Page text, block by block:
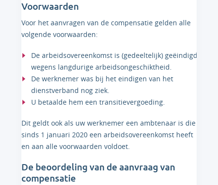
Voorwaarden
Voor het aanvragen van de compensatie gelden alle
volgende voorwaarden:
De arbeidsovereenkomst is (gedeeltelijk) geëindigd
wegens langdurige arbeidsongeschiktheid.
De werknemer was bij het eindigen van het
dienstverband nog ziek.
U betaalde hem een transitievergoeding.
Dit geldt ook als uw werknemer een ambtenaar is die
sinds 1 januari 2020 een arbeidsovereenkomst heeft
en aan alle voorwaarden voldoet.
De beoordeling van de aanvraag van
compensatie